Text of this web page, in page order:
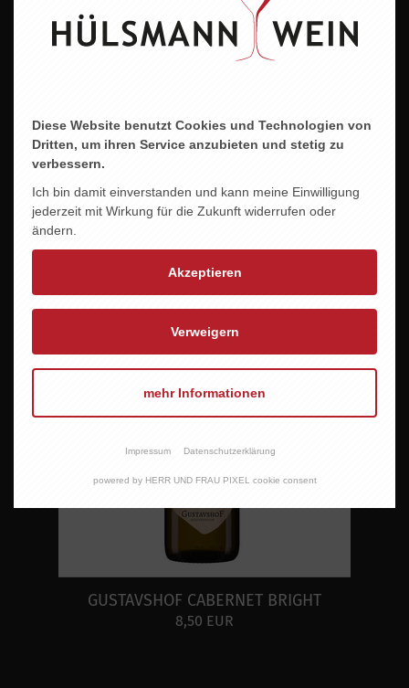
rustichella - TORTIGLIONI
GUSTAVSHOF CABERNET BRIGHT
8,50 EUR
Diese Website benutzt Cookies und Technologien von
Dritten, um ihren Service anzubieten und stetig zu
verbessern.
Ich bin damit einverstanden und kann meine Einwilligung
jederzeit mit Wirkung für die Zukunft widerrufen oder
ändern.
Akzeptieren
Verweigern
mehr Informationen
Impressum Datenschutzerklärung
powered by HERR UND FRAU PIXEL cookie consent